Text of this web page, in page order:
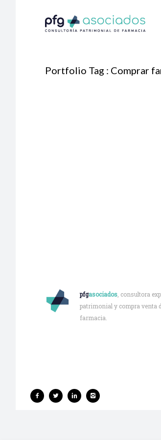
Portfolio Tag : Comprar
pfgasociados , consultora
patrimonial y compra venta
farmacia.